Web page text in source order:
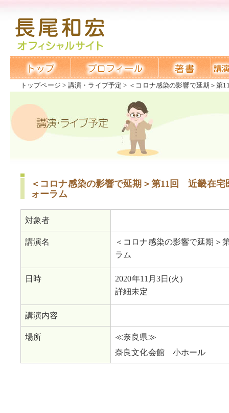
トップページ 講演・ライブ予定 ＜コロナ感染の影響で延期＞
＜コロナ感染の影響で延期＞第11回 近畿在宅
ォーラム
対象者
講演名
＜コロナ感染の影響で延期
ラム
日時
2020年11月3日(火)
詳細未定
講演内容
場所
≪奈良県≫
奈良文化会館 小ホール